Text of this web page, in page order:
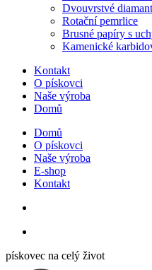
Dvouvrstvé
Rotační pemrlice
Brusné papíry s
Kamenické
Kontakt
O pískovci
Naše výroba
Domů
Domů
O pískovci
Naše výroba
E-shop
Kontakt
pískovec na celý život